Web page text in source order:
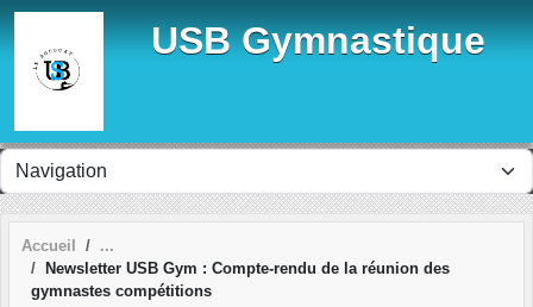
USB Gymnastique
Accueil
Newsletter USB Gym : Compte-rendu de la réunion des
gymnastes compétitions
Panneau de gestion des cookies